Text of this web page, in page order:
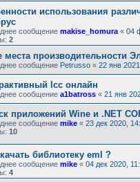
использования
сообщение makise_homura « 04
2
места производительности
сообщение Petrusso « 22 янв
lcc онлайн
сообщение a1batross « 21 янв
приложений Wine и .NET
сообщение mike « 23 дек 2020,
10
библиотеку eml ?
сообщение mike « 04 дек 2020,
4